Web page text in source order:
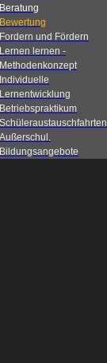
Beratung
Bewertung
Fordern und Fördern
Lernen lernen -
Methodenkonzept
Individuelle
Lernentwicklung
Betriebspraktikum
Schüleraustauschfahrten
Außerschul.
Bildungsangebote